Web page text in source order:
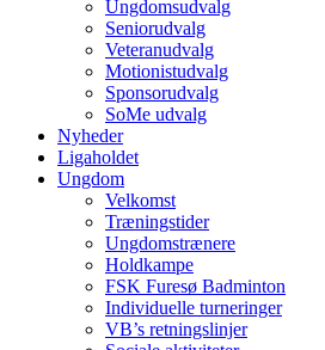
Ungdomsudvalg
Seniorudvalg
Veteranudvalg
Motionistudvalg
Sponsorudvalg
SoMe udvalg
Nyheder
Ligaholdet
Ungdom
Velkomst
Træningstider
Ungdomstrænere
Holdkampe
FSK Furesø Badminton
Individuelle turneringer
VB’s retningslinjer